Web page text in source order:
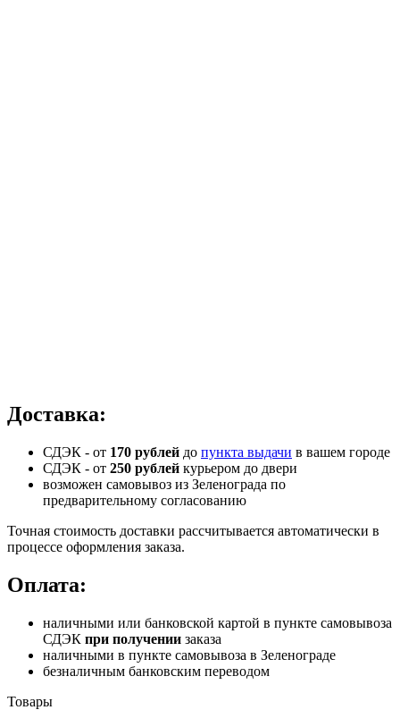
Доставка:
СДЭК - от 170 рублей до пункта выдачи в вашем городе
СДЭК - от 250 рублей курьером до двери
возможен самовывоз из Зеленограда по
предварительному согласованию
Точная стоимость доставки рассчитывается автоматически в
процессе оформления заказа.
Оплата:
наличными или банковской картой в пункте самовывоза
СДЭК при получении заказа
наличными в пункте самовывоза в Зеленограде
безналичным банковским переводом
Товары